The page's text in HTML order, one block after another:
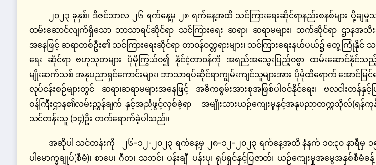
၂၀၂၃ ခုနှစ်၊ ဒီဇင်ဘာလ ၂၆ ရက်နေ့မှ ၂၈ ရက်နေ့အထိ သင်ကြားရေးဆိုင်ရာနည်းစနစ်များ ပို့ချမှုသ
ထမ်းဆောင်လျက်ရှိသော ဘာသာရပ်ဆိုင်ရာ သင်ကြားရေး ဆရာ၊ ဆရာမများ၊ သက်ဆိုင်ရာ ဌာနအသီ
အနေဖြင့် ဆရာတစ်ဦး၏ သင်ကြားရေးဆိုင်ရာ တာ၀န်၀တ္တရားများ၊ သင်ကြားရေးနယ်ပယ်၌ တွေ့ကြုံနိုင်
ရေး ဆိုင်ရာ ဗဟုသုတများ ပိုမိုကြွယ်၀၍ နိုင်ငံ့တာ၀န်ကို အရည်အသွေးပြည့်၀စွာ ထမ်းဆောင်နိုင်သည့် သ
မျိုးဆက်သစ် အနုပညာရှင်ကောင်းများ၊ ဘာသာရပ်ဆိုင်ရာကျွမ်းကျင်သူများအား ပိုမိုထိရောက် အောင်
လုပ်ငန်းစဉ်များတွင် ဆရာ၊ဆရာမများအနေဖြင့် အဓိကစွမ်းအားစုအဖြစ်ပါဝင်နိုင်ရေး၊ ဗလငါး
ဝန်ကြီးဌာန၏လမ်းညွှန်ချက် နှင့်အညီဖွင့်လှစ်ခဲ့ရာ အမျိုးသားယဉ်ကျေးမှုနှင့်အနုပညာတက္ကသိုလ်(ရန်ကုန်
သင်တန်းသူ (၁၄)ဦး တက်ရောက်ခဲ့ပါသည်။
အဆိုပါ သင်တန်းကို ၂၆-၁၂-၂၀၂၃ ရက်နေ့မှ ၂၈-၁၂-၂၀၂၃ ရက်နေ့အထိ နံနက် ၁၀:၃၀ နာရီမှ ၁၅
ပါမောက္ခချုပ်(စီမံ)၊ စာပေ၊ ဂီတ၊ သဘင်၊ ပန်းချီ၊ ပန်းပု၊ ရုပ်ရှင်နှင့်ပြဇာတ်၊ ယဉ်ကျေးမှုအမွေအနှစ်စီမံ